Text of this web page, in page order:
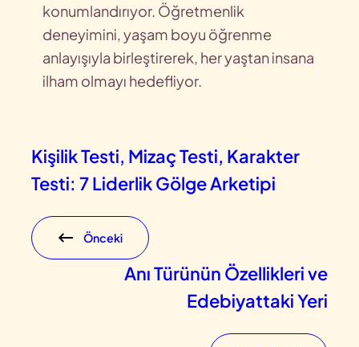
konumlandırıyor. Öğretmenlik
deneyimini, yaşam boyu öğrenme
anlayışıyla birleştirerek, her yaştan insana
ilham olmayı hedefliyor.
Kişilik Testi, Mizaç Testi, Karakter
Testi: 7 Liderlik Gölge Arketipi
Önceki
Anı Türünün Özellikleri ve
Edebiyattaki Yeri